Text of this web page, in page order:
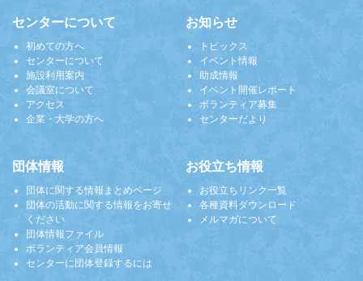
センターについて
初めての方へ
センターについて
施設利用案内
会議室について
アクセス
企業・大学の方へ
お知らせ
トピックス
イベント情報
助成情報
イベント開催レポート
ボランティア募集
センターだより
団体情報
団体に関する情報まとめページ
団体の活動に関する情報をお寄せ
ください
団体情報ファイル
ボランティア会員情報
センターに団体登録するには
お役立ち情報
お役立ちリンク一覧
各種資料ダウンロード
メルマガについて